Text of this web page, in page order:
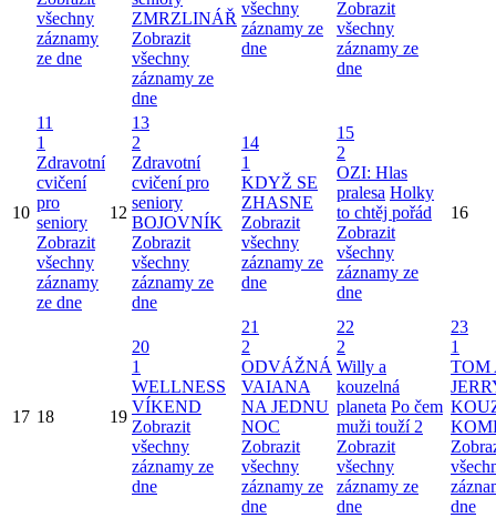
všechny
záznamy
ze dne
ZMRZLINÁŘ
Zobrazit
všechny
záznamy ze
dne
všechny
záznamy ze
dne
Zobrazit
všechny
záznamy ze
dne
10
11
1
Zdravotní
cvičení
pro
seniory
Zobrazit
všechny
záznamy
ze dne
12
13
2
Zdravotní
cvičení pro
seniory
BOJOVNÍK
Zobrazit
všechny
záznamy ze
dne
14
1
KDYŽ SE
ZHASNE
Zobrazit
všechny
záznamy ze
dne
15
2
OZI: Hlas
pralesa Holky
to chtěj pořád
Zobrazit
všechny
záznamy ze
dne
16
17 18 19
20
1
WELLNESS
VÍKEND
Zobrazit
všechny
záznamy ze
dne
21
2
ODVÁŽNÁ
VAIANA
NA JEDNU
NOC
Zobrazit
všechny
záznamy ze
dne
22
2
Willy a
kouzelná
planeta Po čem
muži touží 2
Zobrazit
všechny
záznamy ze
dne
23
1
TOM
dne